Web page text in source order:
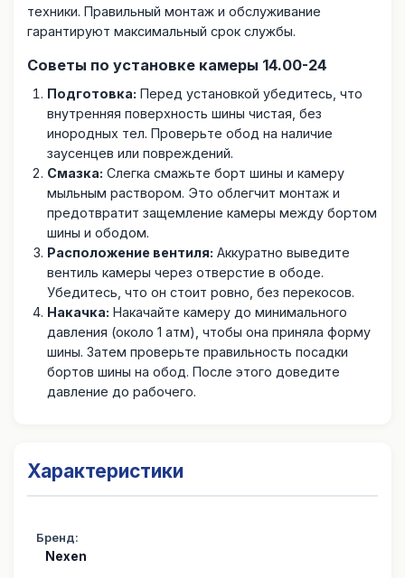
техники. Правильный монтаж и обслуживание
гарантируют максимальный срок службы.
Советы по установке камеры 14.00-24
Подготовка: Перед установкой убедитесь, что
внутренняя поверхность шины чистая, без
инородных тел. Проверьте обод на наличие
заусенцев или повреждений.
Смазка: Слегка смажьте борт шины и камеру
мыльным раствором. Это облегчит монтаж и
предотвратит защемление камеры между бортом
шины и ободом.
Расположение вентиля: Аккуратно выведите
вентиль камеры через отверстие в ободе.
Убедитесь, что он стоит ровно, без перекосов.
Накачка: Накачайте камеру до минимального
давления (около 1 атм), чтобы она приняла форму
шины. Затем проверьте правильность посадки
бортов шины на обод. После этого доведите
давление до рабочего.
Характеристики
Бренд:
Nexen